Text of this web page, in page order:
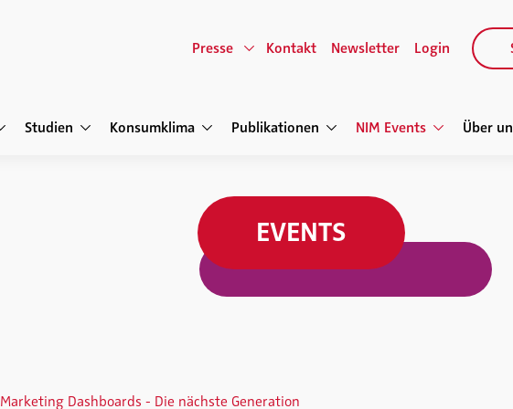
Studien Konsumklima Publikationen NIM Events Über
Presse Kontakt Newsletter Login
EVENTS
Marketing Dashboards - Die nächste Generation